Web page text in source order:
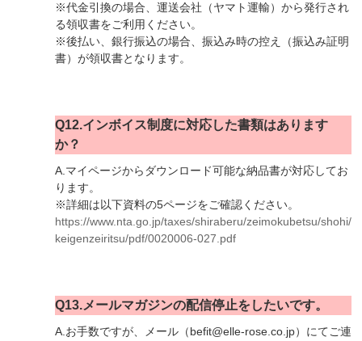
※代金引換の場合、運送会社（ヤマト運輸）から発行され
る領収書をご利用ください。
※後払い、銀行振込の場合、振込み時の控え（振込み証明
書）が領収書となります。
Q12.インボイス制度に対応した書類はあります
か？
A.マイページからダウンロード可能な納品書が対応してお
ります。
※詳細は以下資料の5ページをご確認ください。
https://www.nta.go.jp/taxes/shiraberu/zeimokubetsu/shohi/
keigenzeiritsu/pdf/0020006-027.pdf
Q13.メールマガジンの配信停止をしたいです。
A.お手数ですが、メール（befit@elle-rose.co.jp）にてご連